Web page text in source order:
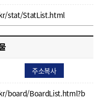
stat/StatList.html
주소복사
board/BoardList.html?b